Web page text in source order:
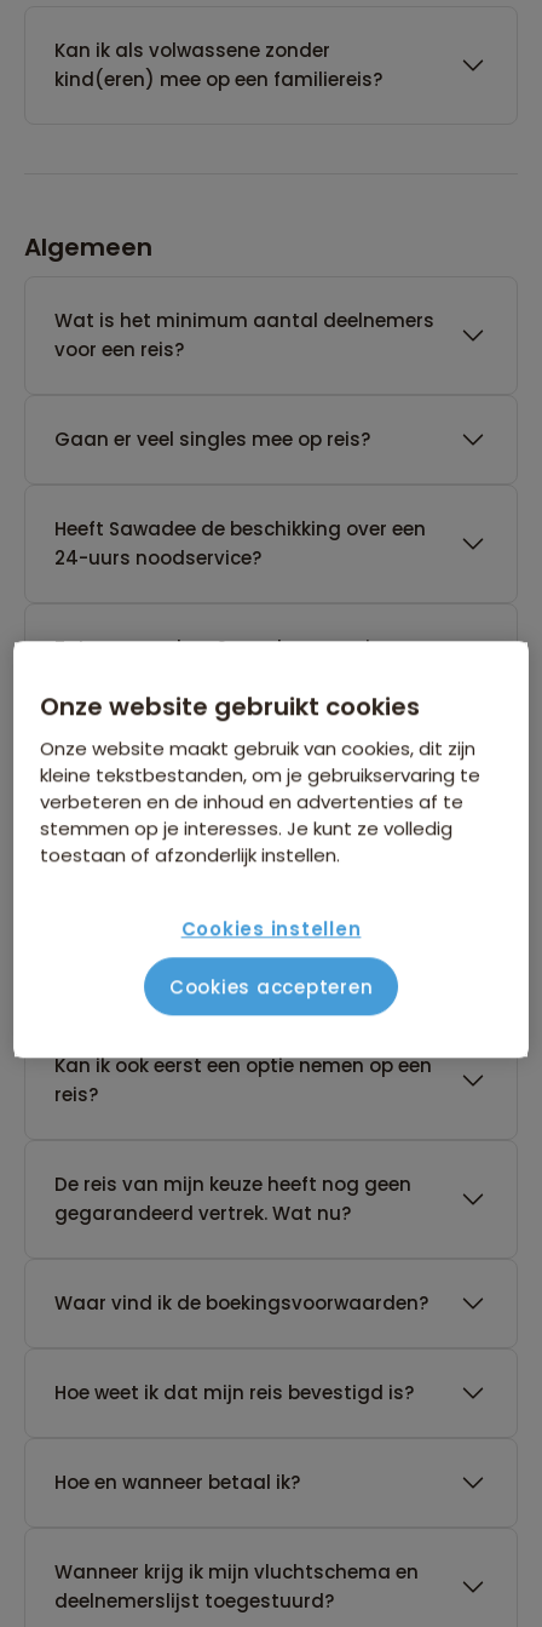
Kan ik als volwassene zonder
kind(eren) mee op een familiereis?
Algemeen
Wat is het minimum aantal deelnemers
voor een reis?
Gaan er veel singles mee op reis?
Heeft Sawadee de beschikking over een
24-uurs noodservice?
Tot wanneer kan Sawadee een reis
vertrek heeft?
Boeken van je reis
Wanneer kan ik het beste een reis
Kan ik ook eerst een optie nemen op een
reis?
De reis van mijn keuze heeft nog geen
gegarandeerd vertrek. Wat nu?
Waar vind ik de boekingsvoorwaarden?
Hoe weet ik dat mijn reis bevestigd is?
Hoe en wanneer betaal ik?
Wanneer krijg ik mijn vluchtschema en
deelnemerslijst toegestuurd?
Onze website gebruikt cookies
Onze website maakt gebruik van cookies, dit zijn
kleine tekstbestanden, om je gebruikservaring te
verbeteren en de inhoud en advertenties af te
stemmen op je interesses. Je kunt ze volledig
toestaan of afzonderlijk instellen.
Cookies instellen
Cookies accepteren